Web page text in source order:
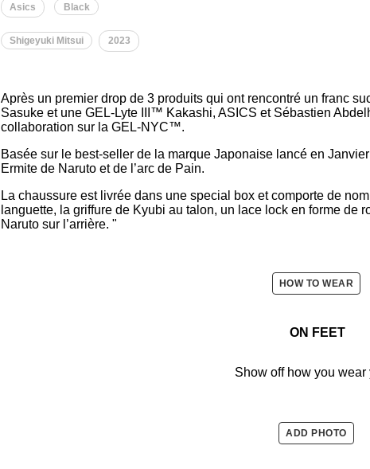
Asics Black
Shigeyuki Mitsui 2023
Après un premier drop de 3 produits qui ont rencontré un franc
Sasuke et une GEL-Lyte III™ Kakashi, ASICS et Sébastien
collaboration sur la GEL-NYC™.
Basée sur le best-seller de la marque Japonaise lancé en
Ermite de Naruto et de l’arc de Pain.
La chaussure est livrée dans une special box et comporte de
languette, la griffure de Kyubi au talon, un lace lock en forme de
Naruto sur l’arrière. "
HOW TO WEAR
ON FEET
Show off how you wear
ADD PHOTO